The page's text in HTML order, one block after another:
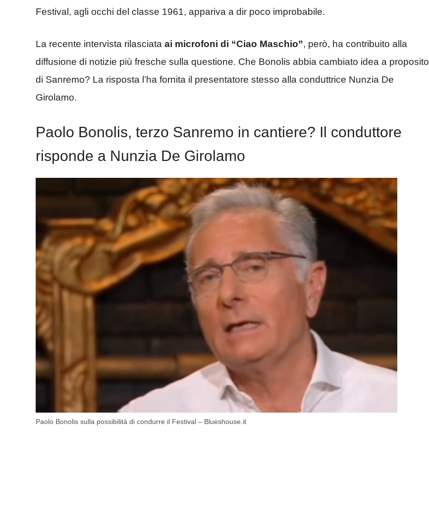
Festival, agli occhi del classe 1961, appariva a dir poco improbabile.
La recente intervista rilasciata ai microfoni di “Ciao Maschio”, però, ha contribuito alla
diffusione di notizie più fresche sulla questione. Che Bonolis abbia cambiato idea a proposito
di Sanremo? La risposta l’ha fornita il presentatore stesso alla conduttrice Nunzia De
Girolamo.
Paolo Bonolis, terzo Sanremo in cantiere? Il conduttore
risponde a Nunzia De Girolamo
Paolo Bonolis sulla possibilità di condurre il Festival – Blueshouse.it